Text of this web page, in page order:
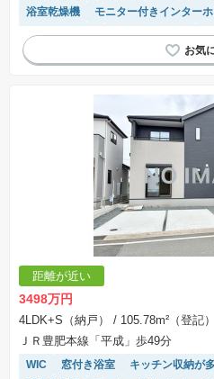
浴室乾燥機
モニター付きインター
トイレ2個以上
フラット35適合
システムキッチン
閑静な住宅地
距離が近い
3498万円
4LDK+S（納戸）
/ 105.78m²（登記）
ＪＲ豊肥本線「平成」歩49分
WIC 窓付き浴室 キッチン収納が